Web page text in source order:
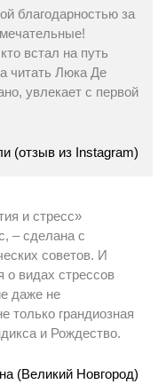
благодарностью за
встал на путь
читать Люка Де
увлекает с первой
(отзыв из Instagram)
и стресс»
– сделана с
советов. И
о видах стрессов
даже не
только грандиозная
и Рождество.
(Великий Новгород)